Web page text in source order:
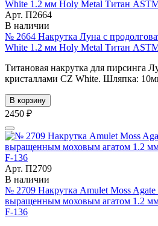
Арт. П2664
В наличии
№ 2664 Накрутка Луна с
White 1.2 мм Holy Metal Титан
Титановая накрутка для пирсинга
кристаллами CZ White. Шляпка:
В корзину
2450 ₽
Арт. П2709
В наличии
№ 2709 Накрутка Amulet Moss Agate
выращенным моховым агатом 1.2
F-136